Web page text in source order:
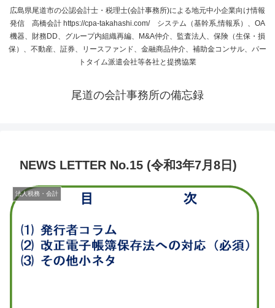
広島県尾道市の公認会計士・税理士(会計事務所)による地元中小企業向け情報
発信 高橋会計 https://cpa-takahashi.com/ システム（基幹系,情報系）、OA
機器、財務DD、グループ内組織再編、M&A仲介、監査法人、保険（生保・損
保）、不動産、証券、リースファンド、金融商品仲介、補助金コンサル、パー
トタイム派遣会社等各社と提携協業
尾道の会計事務所の備忘録
NEWS LETTER No.15 (令和3年7月8日)
法人税務・会計